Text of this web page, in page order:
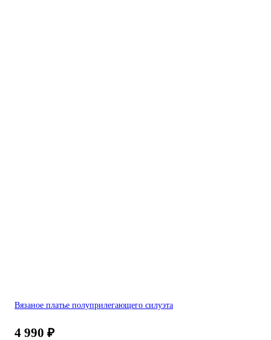
Вязаное платье полуприлегающего силуэта
4 990 ₽